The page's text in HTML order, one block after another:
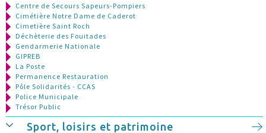
Centre de Secours Sapeurs-Pompiers
Cimétière Notre Dame de Caderot
Cimetière Saint Roch
Déchèterie des Fouitades
Gendarmerie Nationale
GIPREB
La Poste
Permanence Restauration
Pôle Solidarités - CCAS
Police Municipale
Trésor Public
Sport, loisirs et patrimoine